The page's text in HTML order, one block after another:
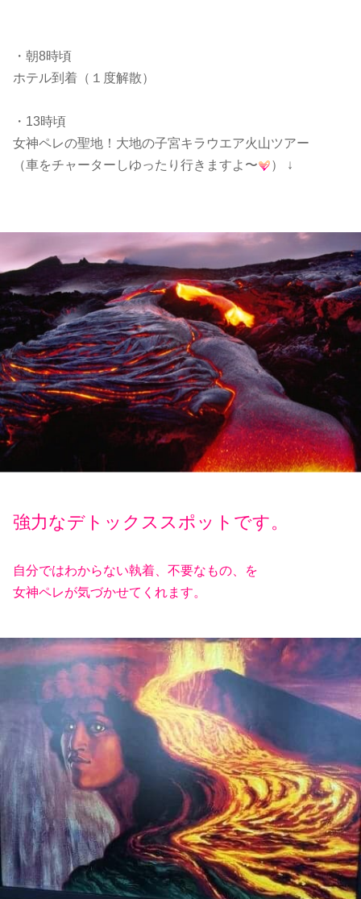
・朝8時頃
ホテル到着（１度解散）
・13時頃
女神ペレの聖地！大地の子宮キラウエア火山ツアー
（車をチャーターしゆったり行きますよ〜
） ↓
強力なデトックススポットです。
自分ではわからない執着、不要なもの、を
女神ペレが気づかせてくれます。